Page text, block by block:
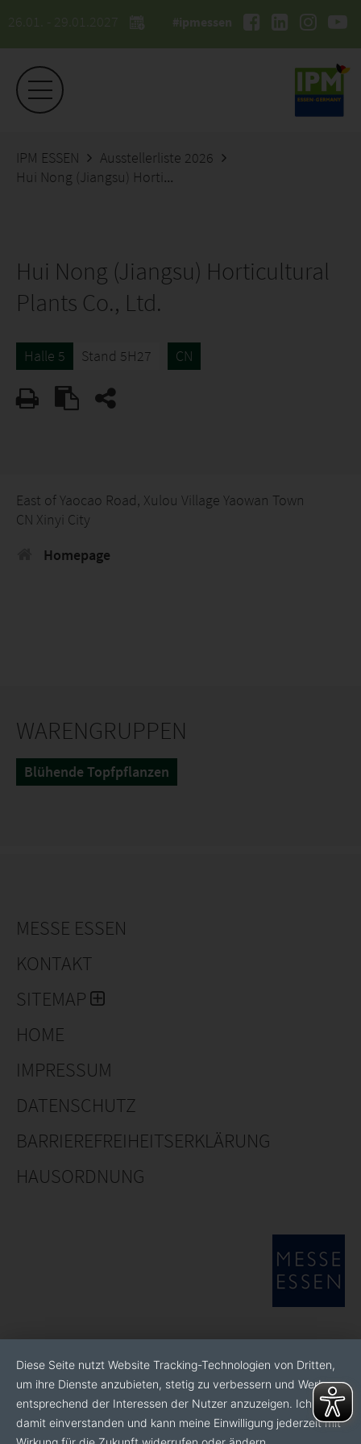
26.01. - 29.01.2027 #ipmessen
IPM ESSEN
Ausstellerliste 2026
Hui Nong (Jiangsu) Horticultural Plants Co., Ltd.
Hui Nong (Jiangsu) Horticultural
Plants Co., Ltd.
Halle 5 Stand 5H27 CN
East of Yaocao Road, Xulou Village Yaowan Town
CN Xinyi City
Homepage
WARENGRUPPEN
Blühende Topfpflanzen
MESSE ESSEN
KONTAKT
SITEMAP
HOME
IMPRESSUM
DATENSCHUTZ
BARRIEREFREIHEITSERKLÄRUNG
HAUSORDNUNG
Diese Seite nutzt Website Tracking-Technologien von Dritten,
um ihre Dienste anzubieten, stetig zu verbessern und Werbung
entsprechend der Interessen der Nutzer anzuzeigen. Ich bin
damit einverstanden und kann meine Einwilligung jederzeit mit